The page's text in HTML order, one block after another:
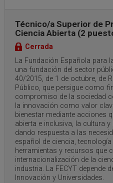
Técnico/a Superior de
Ciencia Abierta (2
Cerrada
La Fundación Española para
una fundación del sector
40/2015, de 1 de octubre, de
Público, que persigue como
compromiso de la sociedad
la innovación como valor
bienestar mediante acciones
abierta e inclusiva, la cultura
dando respuesta a las
español de ciencia,
herramientas y recursos que
internacionalización de la
industria. La FECYT depende
Innovación y Universidades.